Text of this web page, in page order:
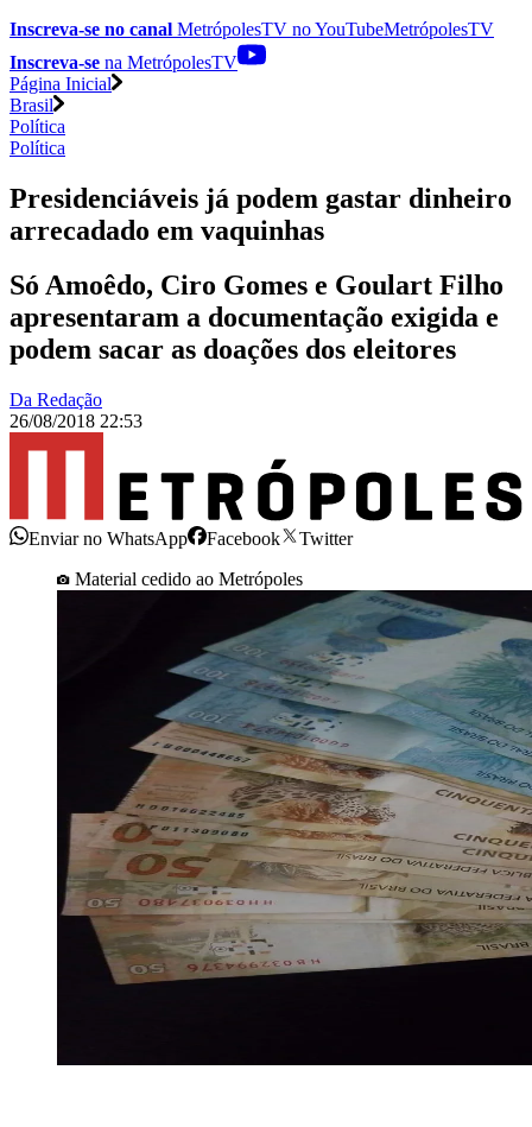
Inscreva-se no canal MetrópolesTV noYouTubeMetrópolesTV
Inscreva-se na MetrópolesTV
Página Inicial
Brasil
Política
Política
Presidenciáveis já podem gastar dinheiro
arrecadado em vaquinhas
Só Amoêdo, Ciro Gomes e Goulart Filho
apresentaram a documentação exigida e
podem sacar as doações dos eleitores
Da Redação
26/08/2018 22:53
Enviar no WhatsApp Facebook
Twitter
Material cedido ao Metrópoles